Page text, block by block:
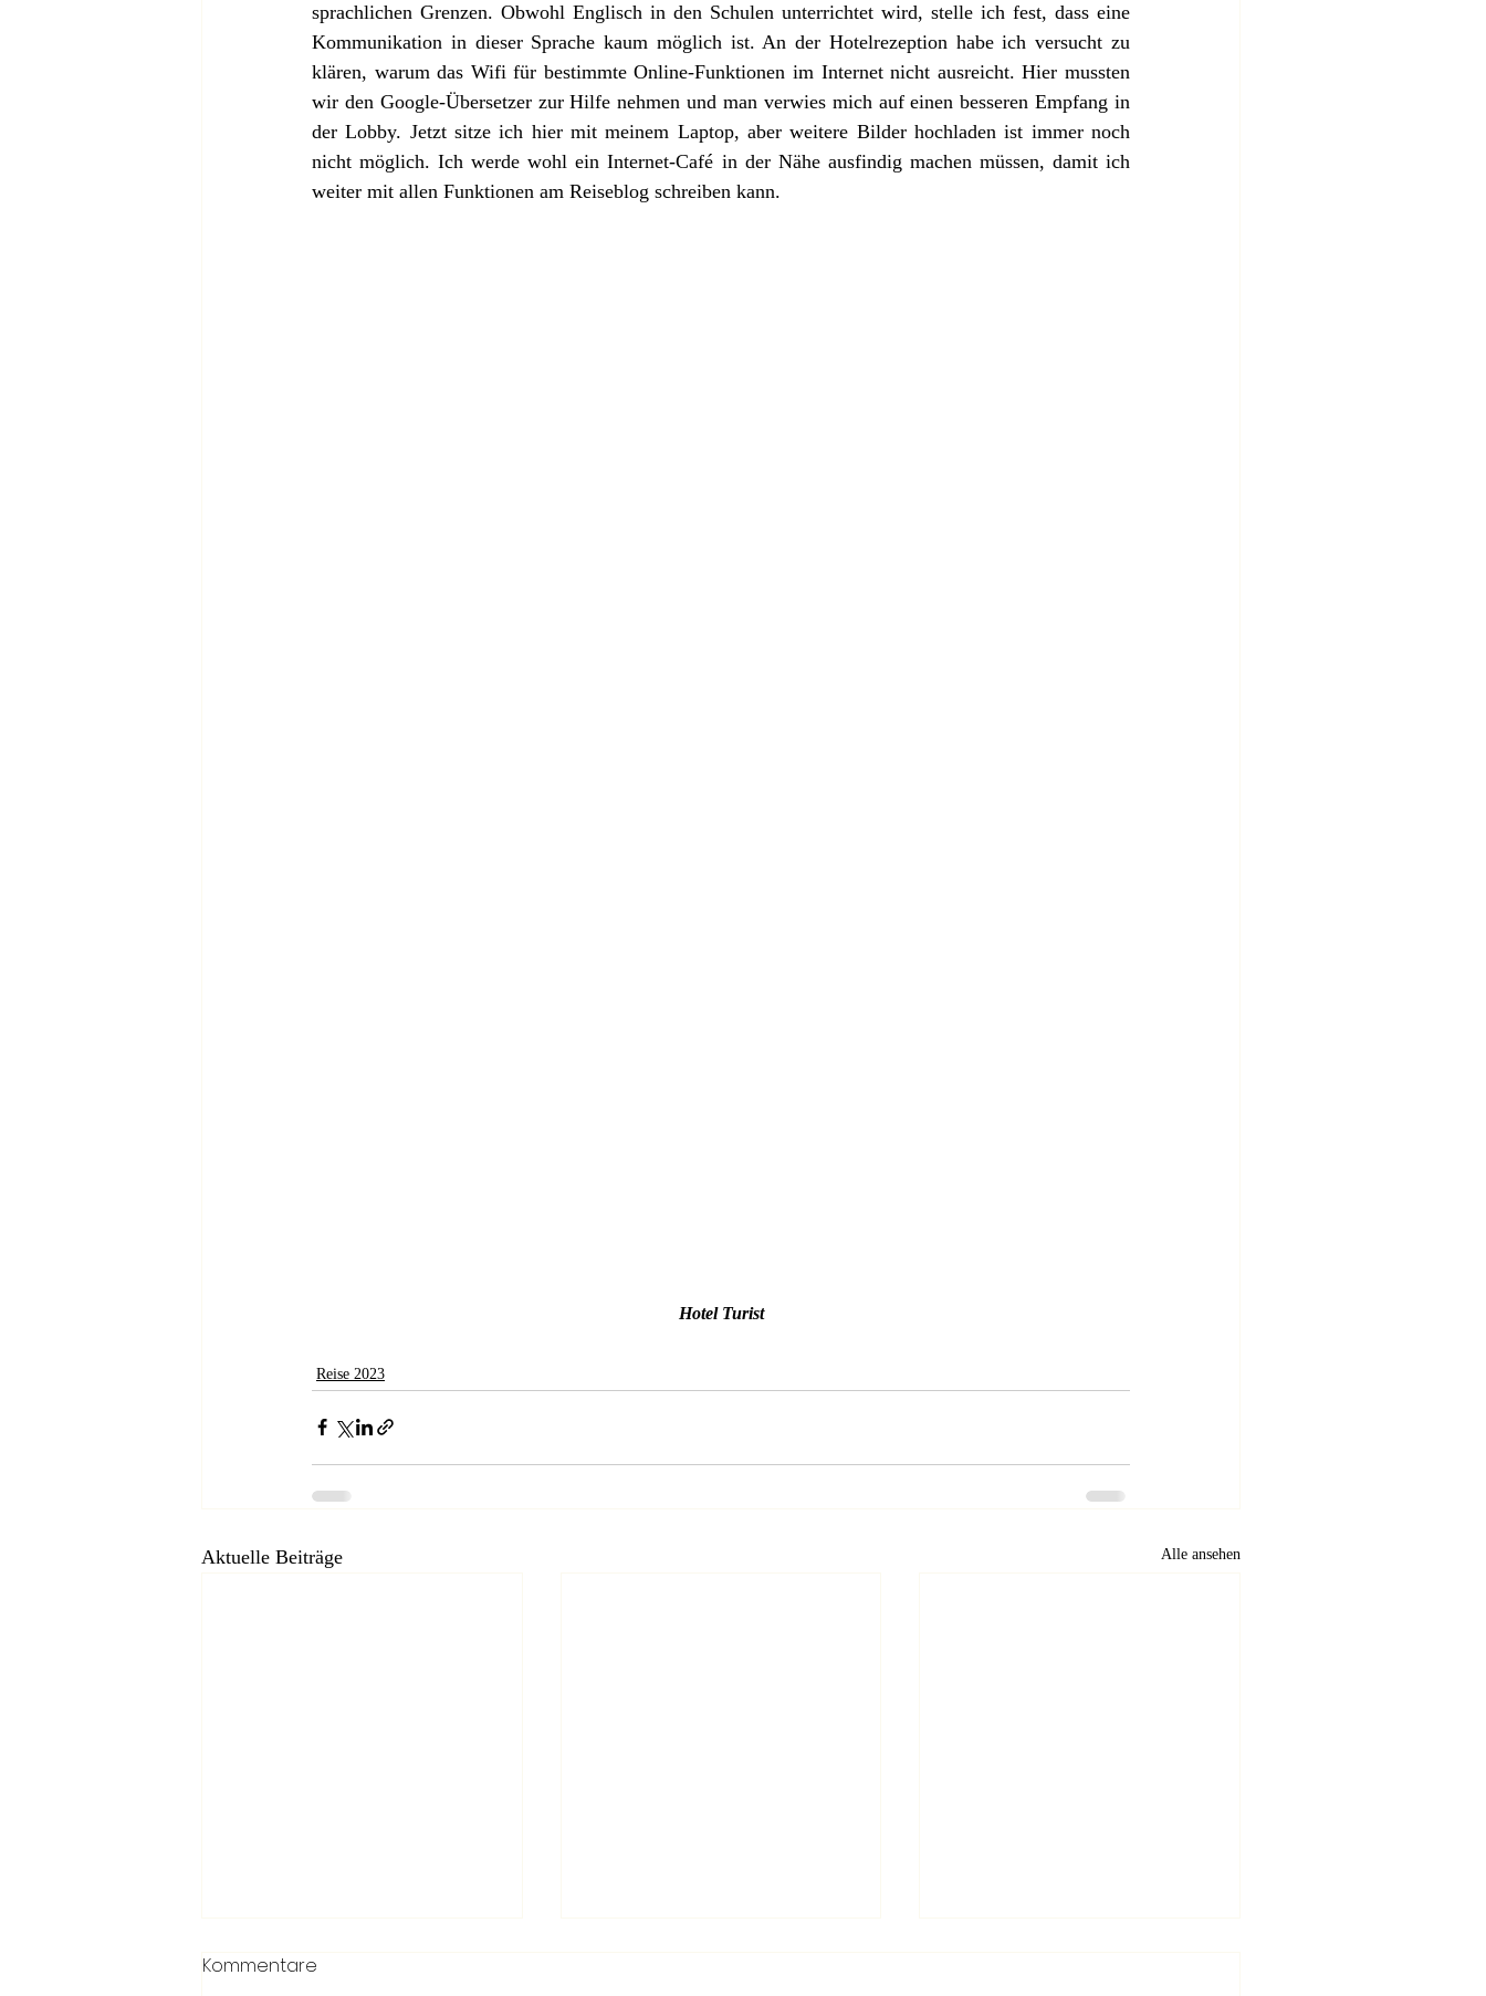
sprachlichen Grenzen. Obwohl Englisch in den Schulen unterrichtet wird, stelle ich fest, dass eine
Kommunikation in dieser Sprache kaum möglich ist. An der Hotelrezeption habe ich versucht zu
klären, warum das Wifi für bestimmte Online-Funktionen im Internet nicht ausreicht. Hier mussten
wir den Google-Übersetzer zur Hilfe nehmen und man verwies mich auf einen besseren Empfang in
der Lobby. Jetzt sitze ich hier mit meinem Laptop, aber weitere Bilder hochladen ist immer noch
nicht möglich. Ich werde wohl ein Internet-Café in der Nähe ausfindig machen müssen, damit ich
weiter mit allen Funktionen am Reiseblog schreiben kann.
Hotel Turist
Reise 2023
Aktuelle Beiträge Alle ansehen
Kommentare